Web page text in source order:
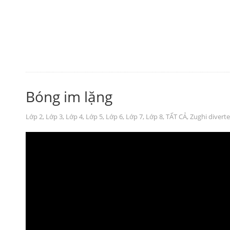
Bóng im lặng
Lớp 2, Lớp 3, Lớp 4, Lớp 5, Lớp 6, Lớp 7, Lớp 8, TẤT CẢ, Zughi